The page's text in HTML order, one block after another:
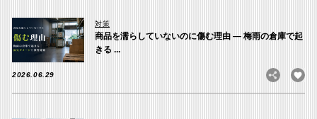
対策
商品を濡らしていないのに傷む理由 ― 梅雨の倉庫で起
きる ...
2026.06.29